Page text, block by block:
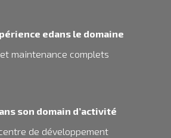
edans le domaine
maintenance complets
son domain d’activité
de développement